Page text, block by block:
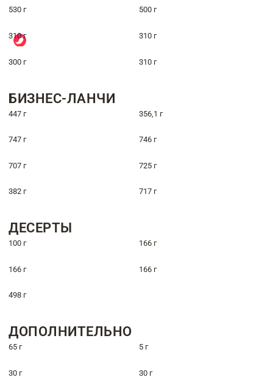
530 г 500 г
310 г 310 г
300 г 310 г
БИЗНЕС-ЛАНЧИ
447 г 356,1 г
747 г 746 г
707 г 725 г
382 г 717 г
ДЕСЕРТЫ
100 г 166 г
166 г 166 г
498 г
ДОПОЛНИТЕЛЬНО
65 г 5 г
30 г 30 г